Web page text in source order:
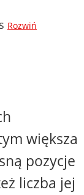
Rozwiń
większa
pozycje
liczba jej